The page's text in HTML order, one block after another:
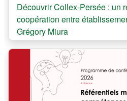
Cours:
Découvrir Collex-Persée : un
coopération entre
Grégory Miura